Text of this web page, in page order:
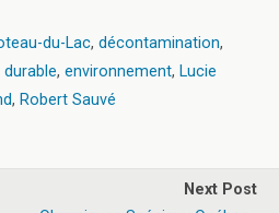
du-Lac, décontamination,
, environnement, Lucie
, Robert Sauvé
Next Post